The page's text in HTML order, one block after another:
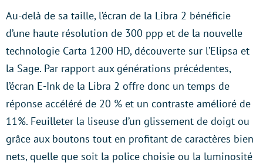
Au-delà de sa taille, l’écran de la Libra 2 bénéficie
d’une haute résolution de 300 ppp et de la nouvelle
technologie Carta 1200 HD, découverte sur l’Elipsa et
la Sage. Par rapport aux générations précédentes,
l’écran E-Ink de la Libra 2 offre donc un temps de
réponse accéléré de 20 % et un contraste amélioré de
11%. Feuilleter la liseuse d’un glissement de doigt ou
grâce aux boutons tout en profitant de caractères bien
nets, quelle que soit la police choisie ou la luminosité